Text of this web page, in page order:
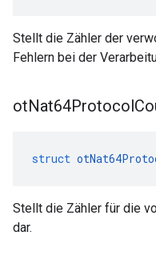
Stellt die Zähler der
Fehlern bei der
otNat64Protocol
struct
Stellt die Zähler für die
dar.